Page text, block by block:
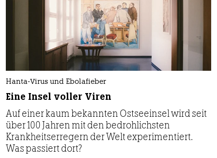
Hanta-Virus und Ebolafieber
Eine Insel voller Viren
Auf einer kaum bekannten Ostseeinsel wird seit
über 100 Jahren mit den bedrohlichsten
Krankheitserregern der Welt experimentiert.
Was passiert dort?